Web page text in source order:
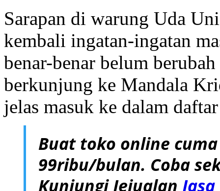
Sarapan di warung Uda
kembali ingatan-ingatan
benar-benar belum
berkunjung ke Mandala
jelas masuk ke dalam
Buat toko online
99ribu/bulan. Coba
Kunjungi Jejualan